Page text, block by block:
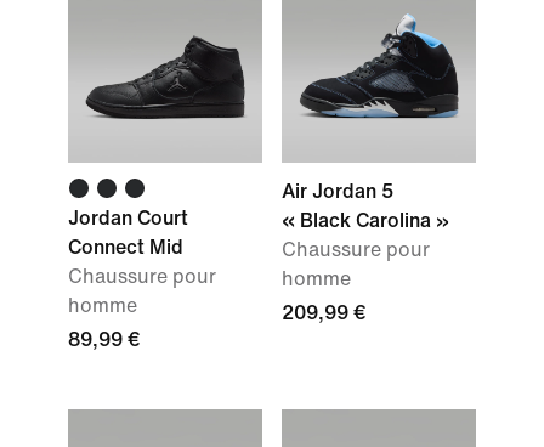
Jordan Court
Connect Mid
Chaussure pour
homme
89,99 €
Air Jordan 5
« Black Carolina »
Chaussure pour
homme
209,99 €